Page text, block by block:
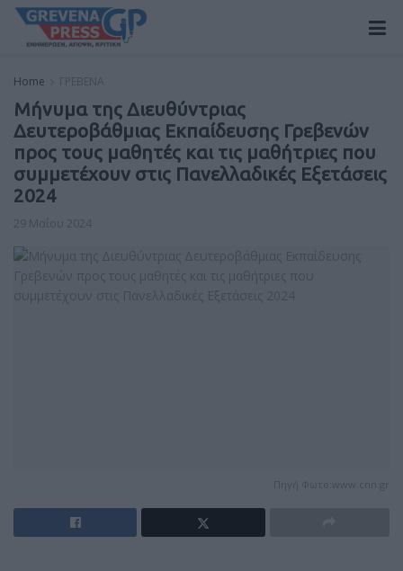
Home ΓΡΕΒΕΝΑ
Μήνυμα της Διευθύντριας
Δευτεροβάθμιας Εκπαίδευσης Γρεβενών
προς τους μαθητές και τις μαθήτριες που
συμμετέχουν στις Πανελλαδικές Εξετάσεις
2024
29 Μαΐου 2024
Πηγή Φωτο:www.cnn.gr